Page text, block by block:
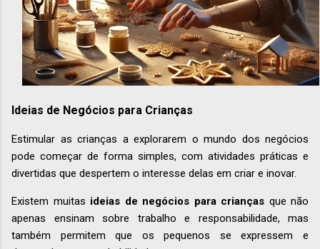
Ideias de Negócios para Crianças
Estimular as crianças a explorarem o mundo dos negócios
pode começar de forma simples, com atividades práticas e
divertidas que despertem o interesse delas em criar e inovar.
Existem muitas ideias de negócios para crianças que não
apenas ensinam sobre trabalho e responsabilidade, mas
também permitem que os pequenos se expressem e